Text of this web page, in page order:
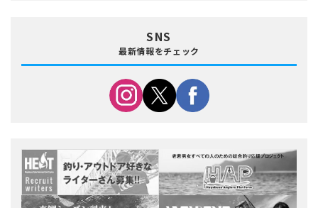
SNS
最新情報をチェック